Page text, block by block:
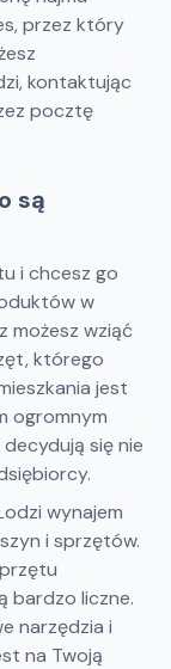
przez który
kontaktując
pocztę
są
i chcesz go
w
możesz wziąć
którego
jest
ogromnym
się nie
wynajem
i sprzętów.
bardzo liczne.
narzędzia i
na Twoją